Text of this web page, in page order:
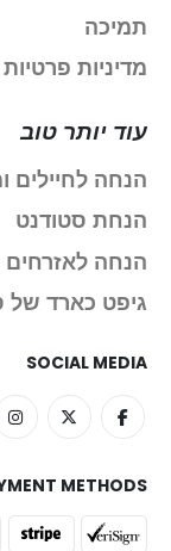
תמיכה
מדיניות פרטיות
עוד יותר טוב
הנחה לחיילים
הנחת סטודנט
הנחה לאזרחים
גיפט כארד של
SOCIAL MEDIA
METHODS